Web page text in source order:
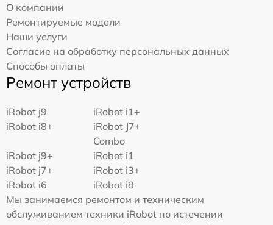
О компании
Ремонтируемые модели
Наши услуги
Согласие на обработку персональных данных
Способы оплаты
Ремонт устройств
iRobot j9
iRobot i1+
iRobot i8+
iRobot J7+
Combo
iRobot j9+
iRobot i1
iRobot j7+
iRobot i3+
iRobot i6
iRobot i8
Мы занимаемся ремонтом и техническим
обслуживанием техники iRobot по истечении